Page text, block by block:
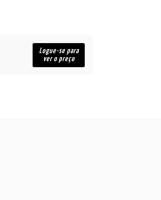
Logue-se para
ver o preço